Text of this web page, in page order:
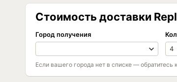
Стоимость доставки
Город получения
Если вашего города нет в списке —